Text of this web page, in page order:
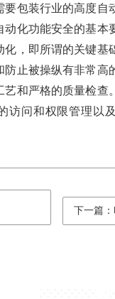
要包装行业的高度自
动化功能安全的基本
化，即所谓的关键基
防止被操纵有非常高
艺和严格的质量检查
访问和权限管理以
下一篇：